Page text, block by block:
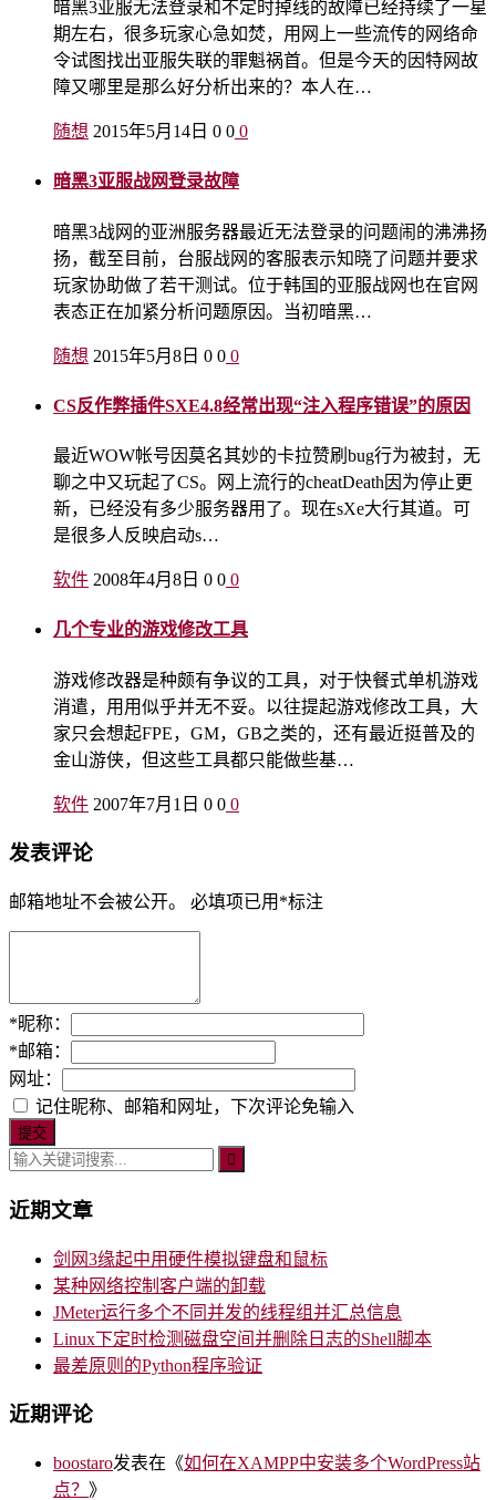
暗黑3亚服无法登录和不定时掉线的故障已经持续了一星
期左右，很多玩家心急如焚，用网上一些流传的网络命
令试图找出亚服失联的罪魁祸首。但是今天的因特网故
障又哪里是那么好分析出来的？本人在…
随想 2015年5月14日 0 0 0
暗黑3亚服战网登录故障
暗黑3战网的亚洲服务器最近无法登录的问题闹的沸沸扬
扬，截至目前，台服战网的客服表示知晓了问题并要求
玩家协助做了若干测试。位于韩国的亚服战网也在官网
表态正在加紧分析问题原因。当初暗黑…
随想 2015年5月8日 0 0 0
CS反作弊插件SXE4.8经常出现“注入程序错误”的原因
最近WOW帐号因莫名其妙的卡拉赞刷bug行为被封，无
聊之中又玩起了CS。网上流行的cheatDeath因为停止更
新，已经没有多少服务器用了。现在sXe大行其道。可
是很多人反映启动s…
软件 2008年4月8日 0 0 0
几个专业的游戏修改工具
游戏修改器是种颇有争议的工具，对于快餐式单机游戏
消遣，用用似乎并无不妥。以往提起游戏修改工具，大
家只会想起FPE，GM，GB之类的，还有最近挺普及的
金山游侠，但这些工具都只能做些基…
软件 2007年7月1日 0 0 0
发表评论
邮箱地址不会被公开。 必填项已用 *标注
*昵称：
*邮箱：
网址：
记住昵称、邮箱和网址，下次评论免输入
近期文章
剑网3缘起中用硬件模拟键盘和鼠标
某种网络控制客户端的卸载
JMeter运行多个不同并发的线程组并汇总信息
Linux下定时检测磁盘空间并删除日志的Shell脚本
最差原则的Python程序验证
近期评论
boostaro发表在《如何在XAMPP中安装多个WordPress站
点？ 》